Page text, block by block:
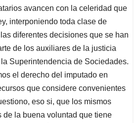
avancen con la celeridad que
interponiendo toda clase de
diferentes decisiones que se han
de los auxiliares de la justicia
Superintendencia de Sociedades.
el derecho del imputado en
que considere convenientes
eso si, que los mismos
de la buena voluntad que tiene